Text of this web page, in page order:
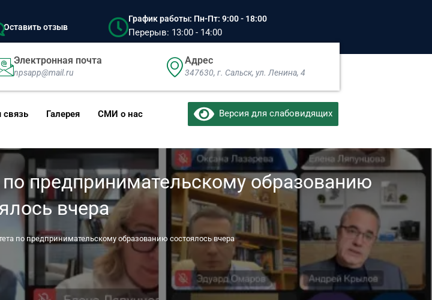
Оставить отзыв
График работы: Пн-Пт: 9:00 - 18:00
Перерыв: 13:00 - 14:00
Электронная почта
npsapp@mail.ru
Адрес
347630, г. Сальск, ул. Ленина, 4​
связь Галерея СМИ о нас Версия для слабовидящих
предпринимательскому образованию
вчера
по предпринимательскому образованию состоялось вчера